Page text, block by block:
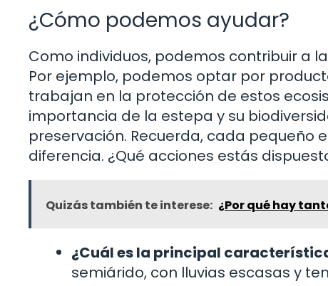
¿Cómo podemos ayudar?
Como individuos, podemos contribuir a
Por ejemplo, podemos optar por
trabajan en la protección de estos
importancia de la estepa y su
preservación. Recuerda, cada pequeño
diferencia. ¿Qué acciones estás
Quizás también te interese: ¿Por qué hay
¿Cuál es la principal
semiárido, con lluvias escasas y